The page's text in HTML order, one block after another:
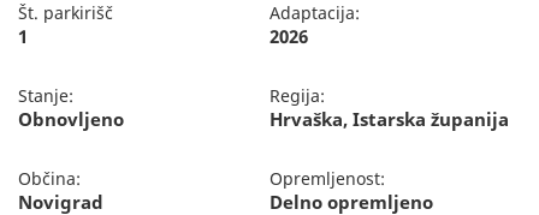
Št. parkirišč
1
Adaptacija:
2026
Stanje:
Obnovljeno
Regija:
Hrvaška, Istarska županija
Občina:
Novigrad
Opremljenost:
Delno opremljeno